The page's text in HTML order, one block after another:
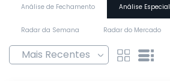
Análise de Fechamento Análise Especial
Radar da Semana Radar do Mercado